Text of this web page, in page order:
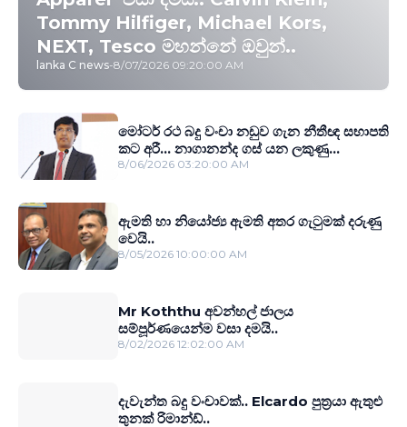
Tommy Hilfiger, Michael Kors,
NEXT, Tesco මහන්නේ ඔවුන්..
lanka C news-8/07/2026 09:20:00 AM
මෝටර් රථ බදු වංචා නඩුව ගැන නීතීඥ සභාපති
කට අරී... නාගානන්ද ගස් යන ලකුණු...
8/06/2026 03:20:00 AM
ඇමති හා නියෝජ්‍ය ඇමති අතර ගැටුමක් දරුණු
වෙයි..
8/05/2026 10:00:00 AM
Mr Koththu අවන්හල් ජාලය
සම්පූර්ණයෙන්ම වසා දමයි..
8/02/2026 12:02:00 AM
දැවැන්ත බදු වංචාවක්.. Elcardo පුත‍්‍රයා ඇතුළු
තුනක් රිමාන්ඩ්..